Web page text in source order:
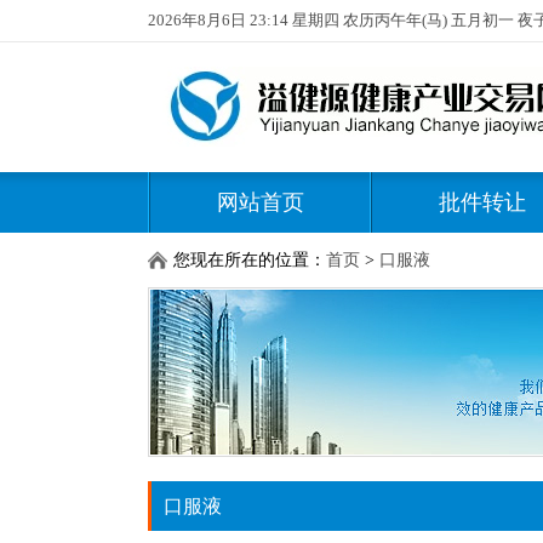
2026年8月6日 23:14 星期四 农历丙午年(马) 五月初一 夜
网站首页 批件转让
您现在所在的位置： 首页 > 口服液
口服液